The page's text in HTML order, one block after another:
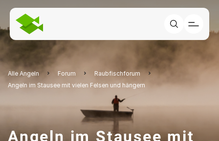
Alle Angeln Forum
Raubfischforum
Angeln im Stausee mit vielen Felsen und hängern
Angeln im Stausee mit